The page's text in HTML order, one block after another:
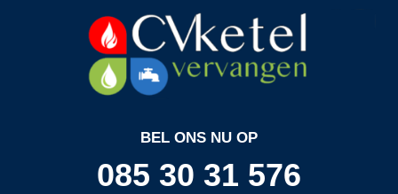
BEL ONS NU OP
085 30 31 576